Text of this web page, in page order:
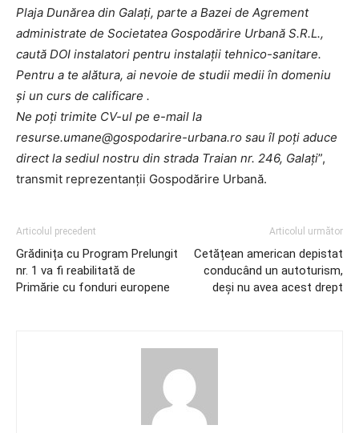
Plaja Dunărea din Galați, parte a Bazei de Agrement
administrate de Societatea Gospodărire Urbană S.R.L.,
caută DOI instalatori pentru instalații tehnico-sanitare.
Pentru a te alătura, ai nevoie de studii medii în domeniu
și un curs de calificare .
Ne poți trimite CV-ul pe e-mail la
resurse.umane@gospodarire-urbana.ro sau îl poți aduce
direct la sediul nostru din strada Traian nr. 246, Galați”,
transmit reprezentanții Gospodărire Urbană.
Articolul precedent
Grădinița cu Program Prelungit
nr. 1 va fi reabilitată de
Primărie cu fonduri europene
Articolul următor
Cetățean american depistat
conducând un autoturism,
deşi nu avea acest drept